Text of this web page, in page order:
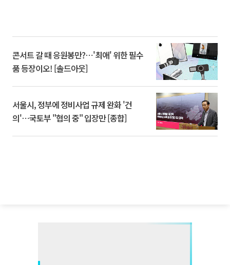
콘서트 갈 때 응원봉만?⋯'최애' 위한 필수
품 등장이오! [솔드아웃]
서울시, 정부에 정비사업 규제 완화 '건
의'⋯국토부 "협의 중" 입장만 [종합]